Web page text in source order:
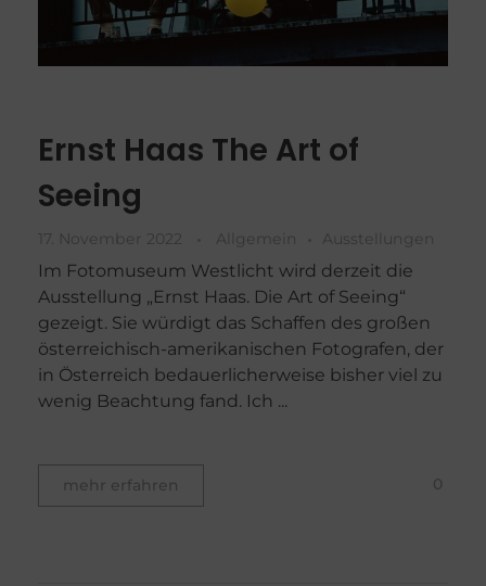
Ernst Haas The Art of
Seeing
17. November 2022 Allgemein Ausstellungen
Im Fotomuseum Westlicht wird derzeit die
Ausstellung „Ernst Haas. Die Art of Seeing“
gezeigt. Sie würdigt das Schaffen des großen
österreichisch-amerikanischen Fotografen, der
in Österreich bedauerlicherweise bisher viel zu
wenig Beachtung fand. Ich ...
mehr erfahren 0